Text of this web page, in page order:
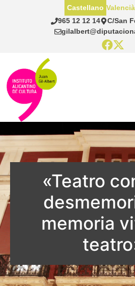
965 12 12 14
C/San
Castellano Valencià
«Teatro
memoria